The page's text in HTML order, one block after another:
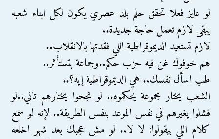
لو عايز فعلا تحقق حلم بلد عصري يكون لكل ابناء شعبه
يبقى لازم تعمل حاجة جديدة..
لازم تستعيد الديموقراطية اللي فقدتها بالانقلاب..
هم خوفوك غن فيه حزب حكم..وجماعة بتستأثر..
طب اسأل نفسك.. هي الديموقراطية إيه؟..
الشعب يختار مجموعة يحكموه.. لو نجحوا يختارهم تاني..لو
فشلوا يغيرهم في نفس الموعد بنفس الطريقة.. لإنه لو سمع
كلام اللي بيقولوا: لا لا.. لو مش عجبك بعد شهر اخلعه